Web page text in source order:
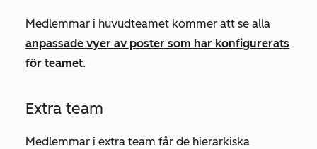
Medlemmar i huvudteamet kommer att se alla
anpassade vyer av poster som har konfigurerats
för teamet.
Extra team
Medlemmar i extra team får de hierarkiska